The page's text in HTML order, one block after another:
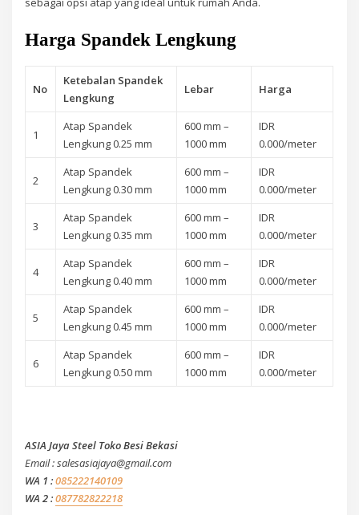
Harga Spandek Lengkung
No
Ketebalan Spandek
Lengkung
Lebar Harga
1
Atap Spandek
Lengkung 0.25 mm
600 mm –
1000 mm
IDR
0.000/meter
2
Atap Spandek
Lengkung 0.30 mm
600 mm –
1000 mm
IDR
0.000/meter
3
Atap Spandek
Lengkung 0.35 mm
600 mm –
1000 mm
IDR
0.000/meter
4
Atap Spandek
Lengkung 0.40 mm
600 mm –
1000 mm
IDR
0.000/meter
5
Atap Spandek
Lengkung 0.45 mm
600 mm –
1000 mm
IDR
0.000/meter
6
Atap Spandek
Lengkung 0.50 mm
600 mm –
1000 mm
IDR
0.000/meter
ASIA Jaya Steel Toko Besi Bekasi
Email : salesasiajaya@gmail.com
WA 1 :085222140109
WA 2 :087782822218